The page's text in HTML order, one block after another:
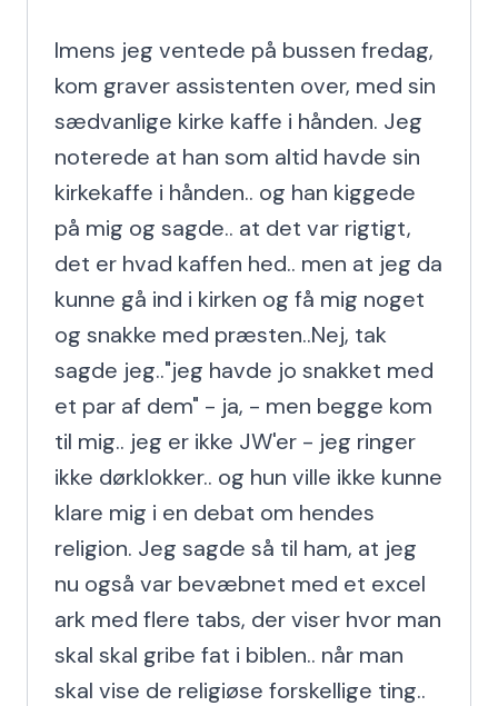
Imens jeg ventede på bussen fredag,
kom graver assistenten over, med sin
sædvanlige kirke kaffe i hånden. Jeg
noterede at han som altid havde sin
kirkekaffe i hånden.. og han kiggede
på mig og sagde.. at det var rigtigt,
det er hvad kaffen hed.. men at jeg da
kunne gå ind i kirken og få mig noget
og snakke med præsten..Nej, tak
sagde jeg.."jeg havde jo snakket med
et par af dem" - ja, - men begge kom
til mig.. jeg er ikke JW'er - jeg ringer
ikke dørklokker.. og hun ville ikke kunne
klare mig i en debat om hendes
religion. Jeg sagde så til ham, at jeg
nu også var bevæbnet med et excel
ark med flere tabs, der viser hvor man
skal skal gribe fat i biblen.. når man
skal vise de religiøse forskellige ting..